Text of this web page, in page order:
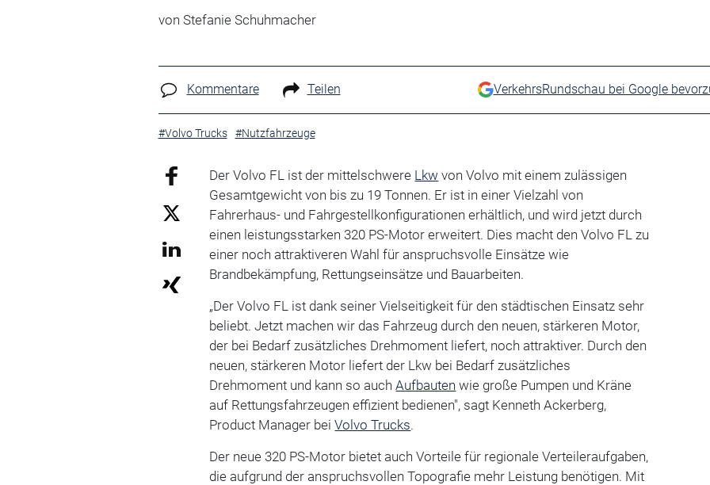
von Stefanie Schuhmacher
Kommentare Teilen VerkehrsRundschau bei Google
#Volvo Trucks #Nutzfahrzeuge
Der Volvo FL ist der mittelschwere Lkw von Volvo mit einem zulässigen
Gesamtgewicht von bis zu 19 Tonnen. Er ist in einer Vielzahl von
Fahrerhaus- und Fahrgestellkonfigurationen erhältlich, und wird jetzt durch
einen leistungsstarken 320 PS-Motor erweitert. Dies macht den Volvo FL zu
einer noch attraktiveren Wahl für anspruchsvolle Einsätze wie
Brandbekämpfung, Rettungseinsätze und Bauarbeiten.
„Der Volvo FL ist dank seiner Vielseitigkeit für den städtischen Einsatz sehr
beliebt. Jetzt machen wir das Fahrzeug durch den neuen, stärkeren Motor,
der bei Bedarf zusätzliches Drehmoment liefert, noch attraktiver. Durch den
neuen, stärkeren Motor liefert der Lkw bei Bedarf zusätzliches
Drehmoment und kann so auchAufbauten wie große Pumpen und Kräne
auf Rettungsfahrzeugen effizient bedienen", sagt Kenneth Ackerberg,
Product Manager beiVolvo Trucks.
Der neue 320 PS-Motor bietet auch Vorteile für regionale Verteileraufgaben,
die aufgrund der anspruchsvollen Topografie mehr Leistung benötigen. Mit